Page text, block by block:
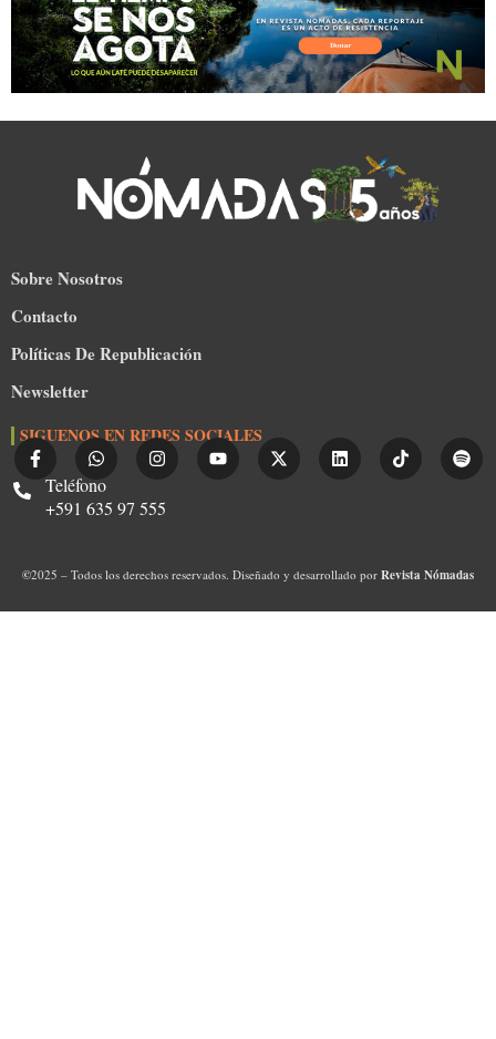
Sobre Nosotros
Contacto
Políticas De Republicación
Newsletter
SIGUENOS EN REDES SOCIALES
Teléfono
+591 635 97 555
©2025 – Todos los derechos reservados. Diseñado y desarrollado por Revista Nómadas